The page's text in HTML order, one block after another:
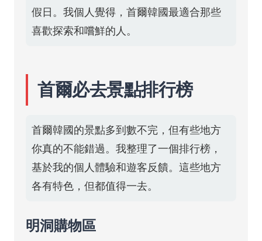
假日。我個人覺得，首爾韓國最適合那些
喜歡探索和嚐鮮的人。
首爾必去景點排行榜
首爾韓國的景點多到數不完，但有些地方
你真的不能錯過。我整理了一個排行榜，
基於我的個人體驗和遊客反饋。這些地方
各有特色，但都值得一去。
明洞購物區